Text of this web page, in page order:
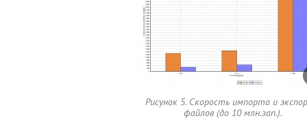
Рисунок 5. Скорость импорта и
файлов (до 10 млн.зап.).